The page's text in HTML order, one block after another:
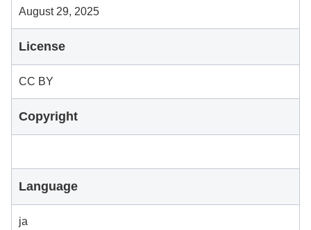
August 29, 2025
License
CC BY
Copyright
Language
ja